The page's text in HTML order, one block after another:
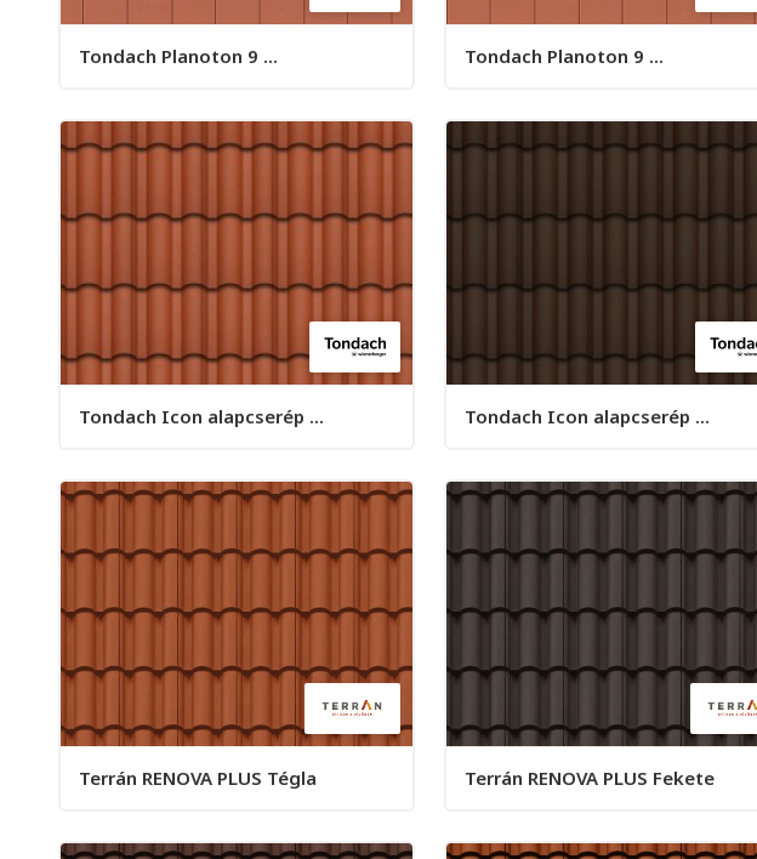
Tondach Planoton 9 ... Tondach Planoton 9 ...
Tondach Icon alapcserép ... Tondach Icon alapcserép ...
Terrán RENOVA PLUS Tégla Terrán RENOVA PLUS Fekete